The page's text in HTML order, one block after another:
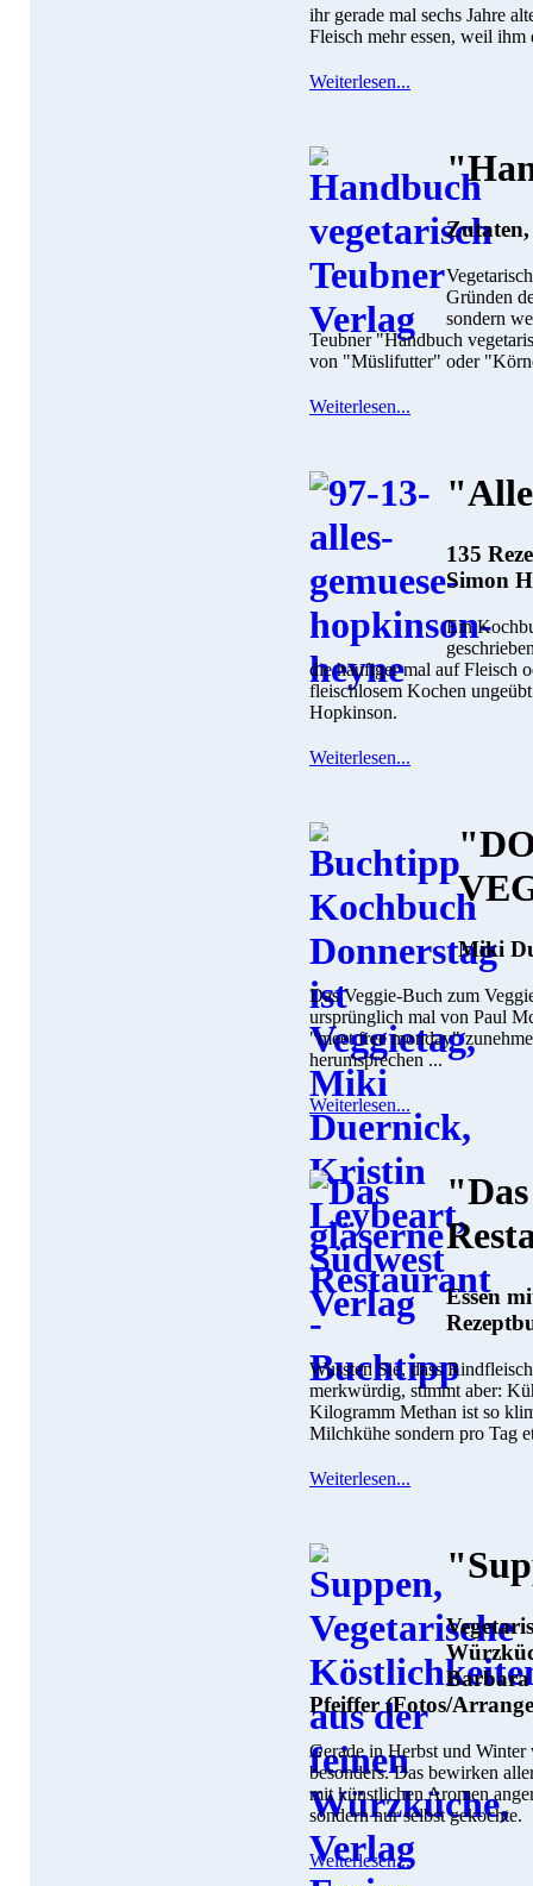
ihr gerade mal sechs Jahre
Fleisch mehr essen, weil ihm
Weiterlesen...
Zutaten,
Gründen
sondern
Teubner "Handbuch
von "Müslifutter" oder
Weiterlesen...
135
Simon
Ein
die häufiger mal auf Fleisch
fleischlosem Kochen
Hopkinson.
Weiterlesen...
Miki
Das Veggie-Buch zum
ursprünglich mal von Paul
"meet free monday"
herumsprechen ...
Weiterlesen...
Essen
Wussten Sie, dass
merkwürdig, stimmt aber:
Kilogramm Methan ist so
Milchkühe sondern pro Tag
Weiterlesen...
Pfeiffer (Fotos/
Gerade in Herbst und Winter
besonders. Das bewirken
mit künstlichen Aromen
sondern nur selbst gekochte.
Weiterlesen...